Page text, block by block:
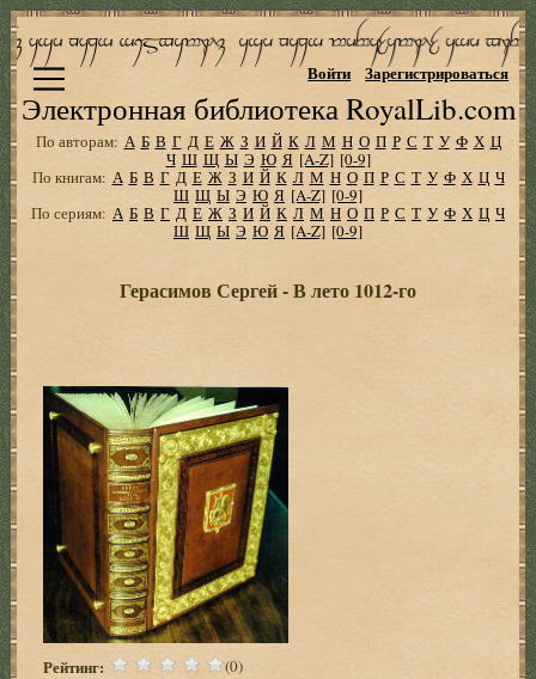
Электронная библиотека RoyalLib.com
Войти Зарегистрироваться
По авторам: А Б В Г Д Е Ж З И Й К Л М Н О П Р С Т У Ф Х Ц
Ч Ш Щ Ы Э Ю Я [A-Z] [0-9]
По книгам: А Б В Г Д Е Ж З И Й К Л М Н О П Р С Т У Ф Х Ц Ч
Ш Щ Ы Э Ю Я [A-Z] [0-9]
По сериям: А Б В Г Д Е Ж З И Й К Л М Н О П Р С Т У Ф Х Ц Ч
Ш Щ Ы Э Ю Я [A-Z] [0-9]
Герасимов Сергей - В лето 1012-го
Рейтинг: (0)